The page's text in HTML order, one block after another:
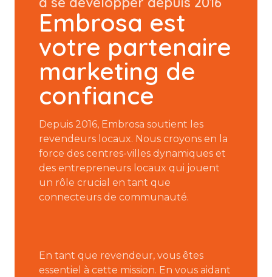
Embrosa est
votre partenaire
marketing de
confiance
Depuis 2016, Embrosa soutient les
revendeurs locaux. Nous croyons en la
force des centres-villes dynamiques et
des entrepreneurs locaux qui jouent
un rôle crucial en tant que
connecteurs de communauté.
En tant que revendeur, vous êtes
essentiel à cette mission. En vous aidant